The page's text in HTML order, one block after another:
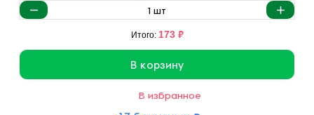
1 шт
Итого: 173 ₽
В корзину
В избранное